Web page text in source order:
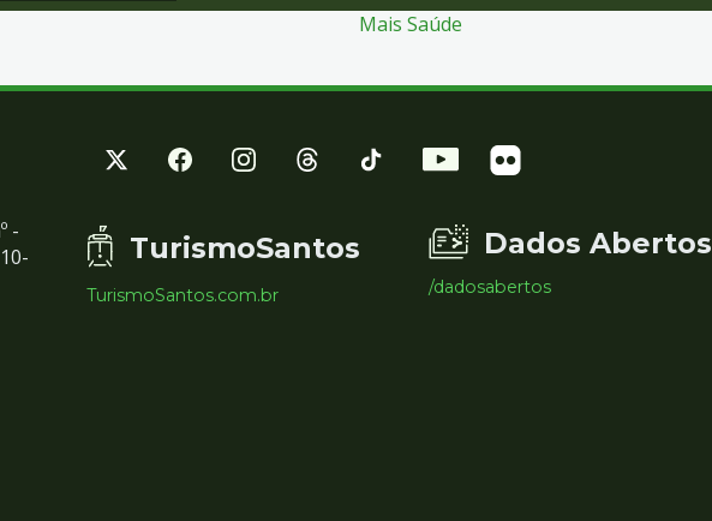
Mais Saúde
-
TurismoSantos
TurismoSantos.com.br
Dados Abertos
/dadosabertos